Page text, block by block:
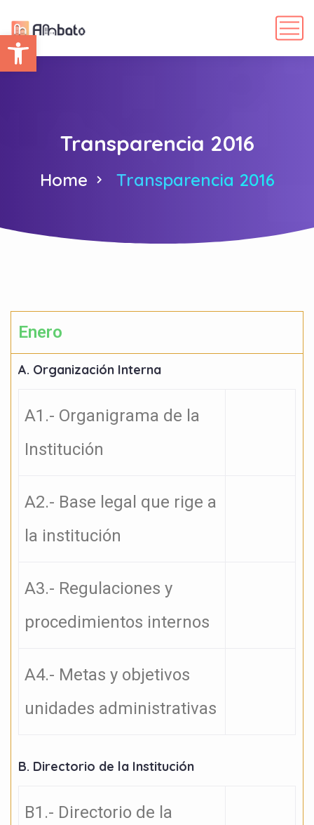
Abrir barra de herramientas
Transparencia 2016
Home Transparencia 2016
Enero
A. Organización Interna
A1.- Organigrama de la
Institución
A2.- Base legal que rige a
la institución
A3.- Regulaciones y
procedimientos internos
A4.- Metas y objetivos
unidades administrativas
B. Directorio de la Institución
B1.- Directorio de la